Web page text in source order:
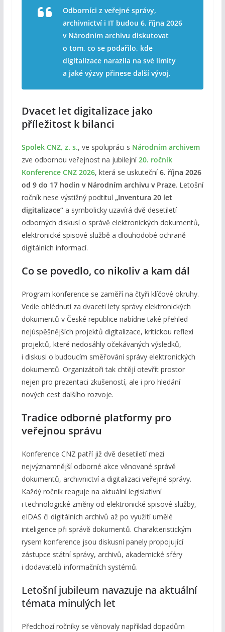
Odborníci z veřejné správy,
archivnictví i IT budou 6. října 2026
v Národním archivu diskutovat
o tom, co se podařilo, kde
digitalizace narazila na své limity
a jaké výzvy přinese další vývoj.
Dvacet let digitalizace jako
příležitost k bilanci
Spolek CNZ, z. s., ve spolupráci s Národním archivem
zve odbornou veřejnost na jubilejní20. ročník
Konference CNZ 2026, která se uskuteční6. října 2026
od 9 do 17 hodin v Národním archivu v Praze. Letošní
ročník nese výstižný podtitul „Inventura 20 let
digitalizace“a symbolicky uzavírá dvě desetiletí
odborných diskusí o správě elektronických dokumentů,
elektronické spisové službě a dlouhodobé ochraně
digitálních informací.
Co se povedlo, co nikoliv a kam dál
Program konference se zaměří na čtyři klíčové okruhy.
Vedle ohlédnutí za dvaceti lety správy elektronických
dokumentů v České republice nabídne také přehled
nejúspěšnějších projektů digitalizace, kritickou reflexi
projektů, které nedosáhly očekávaných výsledků,
i diskusi o budoucím směřování správy elektronických
dokumentů. Organizátoři tak chtějí otevřít prostor
nejen pro prezentaci zkušeností, ale i pro hledání
nových cest dalšího rozvoje.
Tradice odborné platformy pro
veřejnou správu
Konference CNZ patří již dvě desetiletí mezi
nejvýznamnější odborné akce věnované správě
dokumentů, archivnictví a digitalizaci veřejné správy.
Každý ročník reaguje na aktuální legislativní
i technologické změny od elektronické spisové služby,
eIDAS či digitálních archivů až po využití umělé
inteligence při správě dokumentů. Charakteristickým
rysem konference jsou diskusní panely propojující
zástupce státní správy, archivů, akademické sféry
i dodavatelů informačních systémů.
Letošní jubileum navazuje na aktuální
témata minulých let
Předchozí ročníky se věnovaly například dopadům